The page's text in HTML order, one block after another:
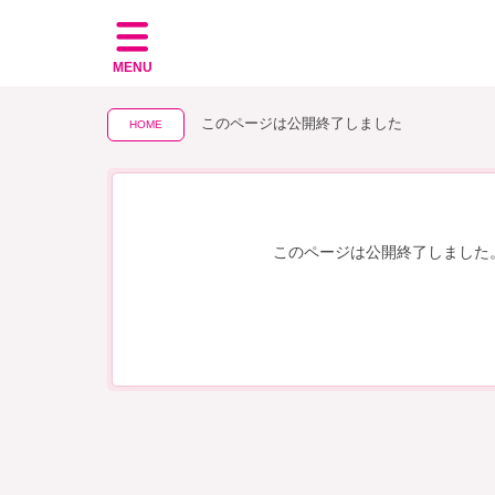
MENU
HOME このページは公開終了しました
このページは公開終了しました